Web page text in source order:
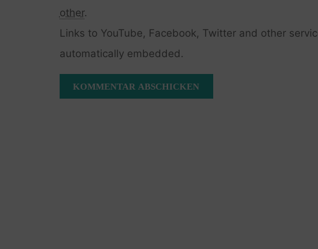
other.
Links to YouTube, Facebook, Twitter and other
automatically embedded.